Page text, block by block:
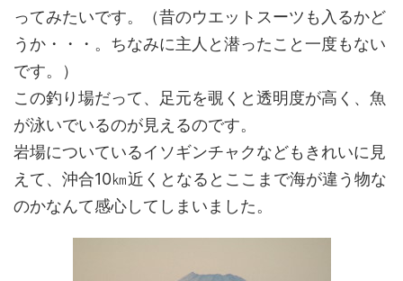
ってみたいです。（昔のウエットスーツも入るかど
うか・・・。ちなみに主人と潜ったこと一度もない
です。）
この釣り場だって、足元を覗くと透明度が高く、魚
が泳いでいるのが見えるのです。
岩場についているイソギンチャクなどもきれいに見
えて、沖合10㎞近くとなるとここまで海が違う物な
のかなんて感心してしまいました。